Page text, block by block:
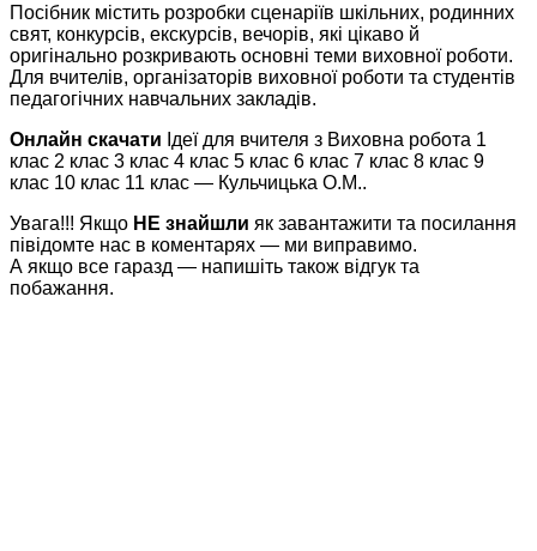
Посібник містить розробки сценаріїв шкільних, родинних
свят, конкурсів, екскурсів, вечорів, які цікаво й
оригінально розкривають основні теми виховної роботи.
Для вчителів, організаторів виховної роботи та студентів
педагогічних навчальних закладів.
Онлайн скачати Ідеї для вчителя з Виховна робота 1
клас 2 клас 3 клас 4 клас 5 клас 6 клас 7 клас 8 клас 9
клас 10 клас 11 клас — Кульчицька О.М..
Увага!!! Якщо НЕ знайшли як завантажити та посилання
півідомте нас в коментарях — ми виправимо.
А якщо все гаразд — напишіть також відгук та
побажання.